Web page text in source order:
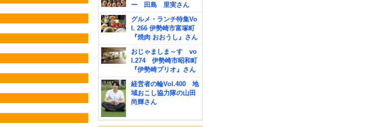
ー 田島 里実さん
グルメ・ランチ特集Vo
l. 266 伊勢崎市富塚町
『焼肉 おおうし』さん
おじゃましま～す vo
l.274 伊勢崎市昭和町
『伊勢崎プリオ』さん
経営者の輪Vol.400 地
域おこし協力隊の山田
尚輝さん